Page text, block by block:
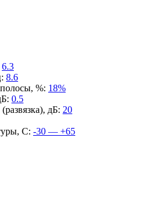
6.3
: 8.6
%: 18%
: 0.5
дБ: 20
С: -30 — +65